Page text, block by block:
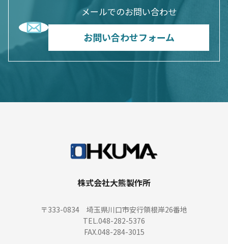
メールでのお問い合わせ
お問い合わせフォーム
株式会社大熊製作所
〒333-0834 埼玉県川口市安行領根岸26番地
TEL.048-282-5376
FAX.048-284-3015